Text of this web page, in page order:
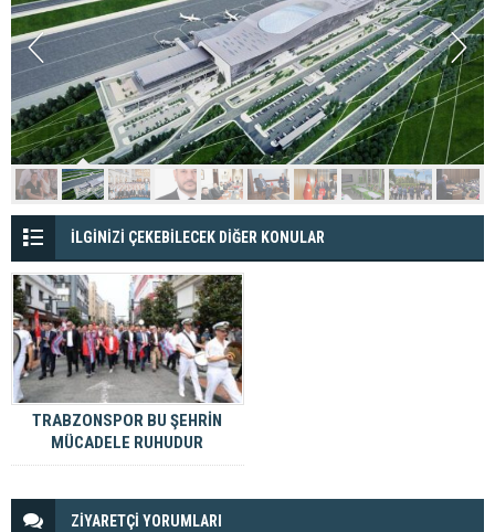
İLGİNİZİ ÇEKEBİLECEK DİĞER KONULAR
TRABZONSPOR BU ŞEHRİN
MÜCADELE RUHUDUR
ZİYARETÇİ YORUMLARI